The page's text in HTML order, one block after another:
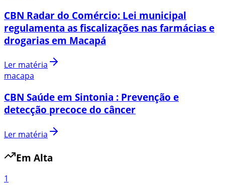
CBN Radar do Comércio: Lei municipal
regulamenta as fiscalizações nas farmácias e
drogarias em Macapá
Ler matéria
macapa
CBN Saúde em Sintonia : Prevenção e
detecção precoce do câncer
Ler matéria
Em Alta
1